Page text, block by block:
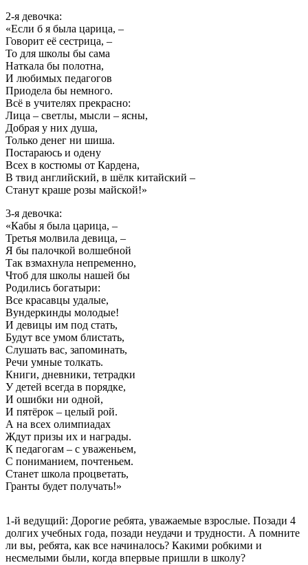
2-я девочка:
«Если б я была царица, –
Говорит её сестрица, –
То для школы бы сама
Наткала бы полотна,
И любимых педагогов
Приодела бы немного.
Всё в учителях прекрасно:
Лица – светлы, мысли – ясны,
Добрая у них душа,
Только денег ни шиша.
Постараюсь и одену
Всех в костюмы от Кардена,
В твид английский, в шёлк китайский –
Станут краше розы майской!»
3-я девочка:
«Кабы я была царица, –
Третья молвила девица, –
Я бы палочкой волшебной
Так взмахнула непременно,
Чтоб для школы нашей бы
Родились богатыри:
Все красавцы удалые,
Вундеркинды молодые!
И девицы им под стать,
Будут все умом блистать,
Слушать вас, запоминать,
Речи умные толкать.
Книги, дневники, тетрадки
У детей всегда в порядке,
И ошибки ни одной,
И пятёрок – целый рой.
А на всех олимпиадах
Ждут призы их и награды.
К педагогам – с уваженьем,
С пониманием, почтеньем.
Станет школа процветать,
Гранты будет получать!»
1-й ведущий: Дорогие ребята, уважаемые взрослые. Позади 4
долгих учебных года, позади неудачи и трудности. А помните
ли вы, ребята, как все начиналось? Какими робкими и
несмелыми были, когда впервые пришли в школу?